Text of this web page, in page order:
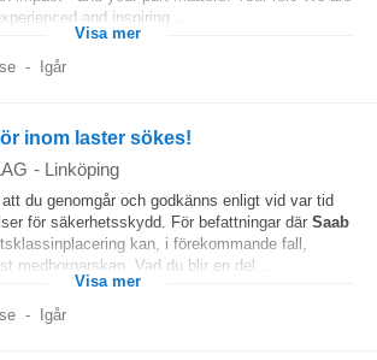
and inspiring...
Visa mer
- Igår
inom laster sökes!
- Linköping
du genomgår och godkänns enligt vid var tid
för säkerhetsskydd. För befattningar där Saab
kan, i förekommande fall,
medborgarskap. Vad du blir en del...
Visa mer
- Igår